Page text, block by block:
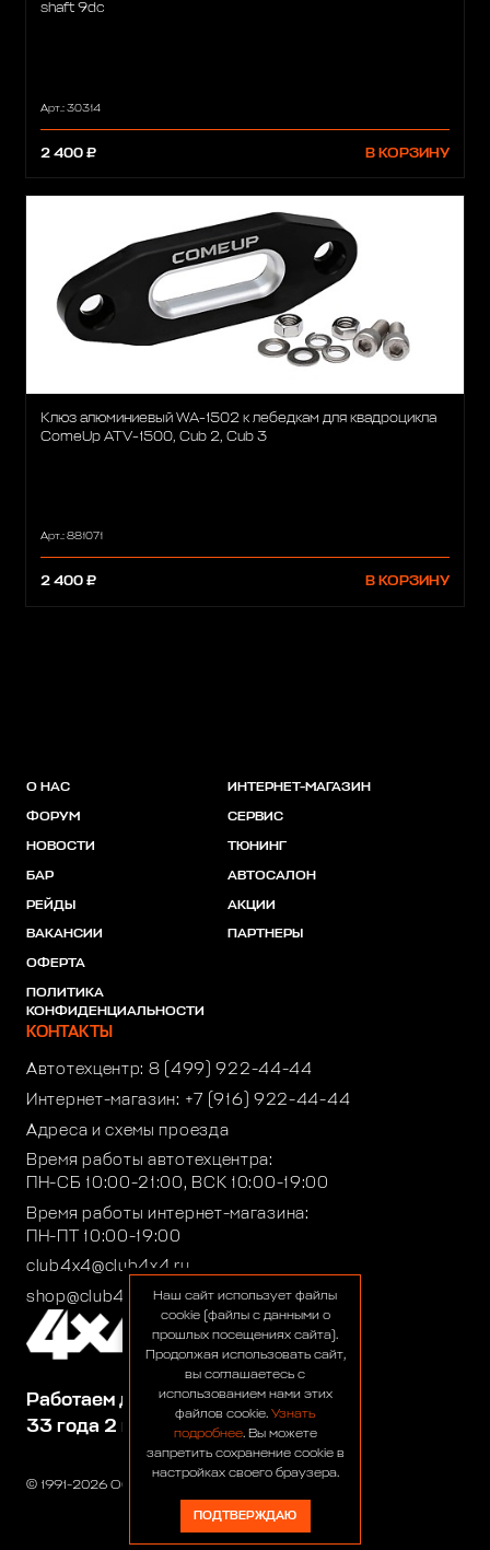
shaft 9dc
Арт.: 30314
2 400 ₽ В КОРЗИНУ
Клюз алюминиевый WA-1502 к лебедкам для квадроцикла
ComeUp ATV-1500, Cub 2, Cub 3
Арт.: 881071
2 400 ₽ В КОРЗИНУ
© 1991-2026 ООО «Сервис 4х4»
Работаем для вас:
33 года 2 месяца 25 дней
О НАС
ФОРУМ
НОВОСТИ
БАР
РЕЙДЫ
ВАКАНСИИ
ОФЕРТА
ПОЛИТИКА
КОНФИДЕНЦИАЛЬНОСТИ
ИНТЕРНЕТ-МАГАЗИН
СЕРВИС
ТЮНИНГ
АВТОСАЛОН
АКЦИИ
ПАРТНЕРЫ
КОНТАКТЫ
Автотехцентр: 8 (499) 922-44-44
Интернет-магазин: +7 (916) 922-44-44
Адреса и схемы проезда
Время работы автотехцентра:
ПН-СБ 10:00-21:00, ВСК 10:00-19:00
Время работы интернет-магазина:
ПН-ПТ 10:00-19:00
club4x4@club4x4.ru
shop@club4x4.ruНаш сайт использует файлы
cookie (файлы с данными о
прошлых посещениях сайта).
Продолжая использовать сайт,
вы соглашаетесь с
использованием нами этих
файлов cookie. Узнать
подробнее. Вы можете
запретить сохранение cookie в
настройках своего браузера.
ПОДТВЕРЖДАЮ